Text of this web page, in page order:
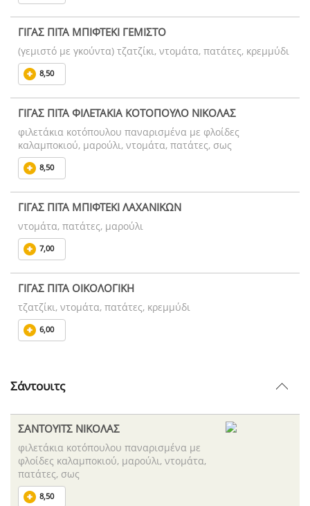
ΓΙΓΑΣ ΠΙΤΑ ΜΠΙΦΤΕΚΙ ΓΕΜΙΣΤΟ
(γεμιστό με γκούντα) τζατζίκι, ντομάτα, πατάτες, κρεμμύδι
8,50
ΓΙΓΑΣ ΠΙΤΑ ΦΙΛΕΤΑΚΙΑ ΚΟΤΟΠΟΥΛΟ ΝΙΚΟΛΑΣ
φιλετάκια κοτόπουλου παναρισμένα με φλοίδες
καλαμποκιού, μαρούλι, ντομάτα, πατάτες, σως
8,50
ΓΙΓΑΣ ΠΙΤΑ ΜΠΙΦΤΕΚΙ ΛΑΧΑΝΙΚΩΝ
ντομάτα, πατάτες, μαρούλι
7,00
ΓΙΓΑΣ ΠΙΤΑ ΟΙΚΟΛΟΓΙΚΗ
τζατζίκι, ντομάτα, πατάτες, κρεμμύδι
6,00
Σάντουιτς
ΣΑΝΤΟΥΙΤΣ ΝΙΚΟΛΑΣ
φιλετάκια κοτόπουλου παναρισμένα με
φλοίδες καλαμποκιού, μαρούλι, ντομάτα,
πατάτες, σως
8,50